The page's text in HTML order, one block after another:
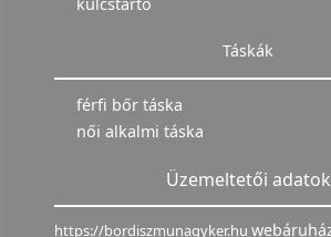
kulcstartó
Táskák
férfi bőr táska
női alkalmi táska
Üzemeltetői adatok
https://bordiszmunagyker.hu